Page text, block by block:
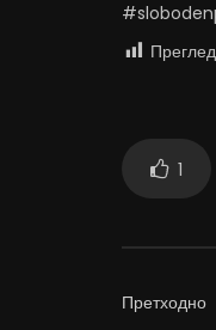
1
Претходно